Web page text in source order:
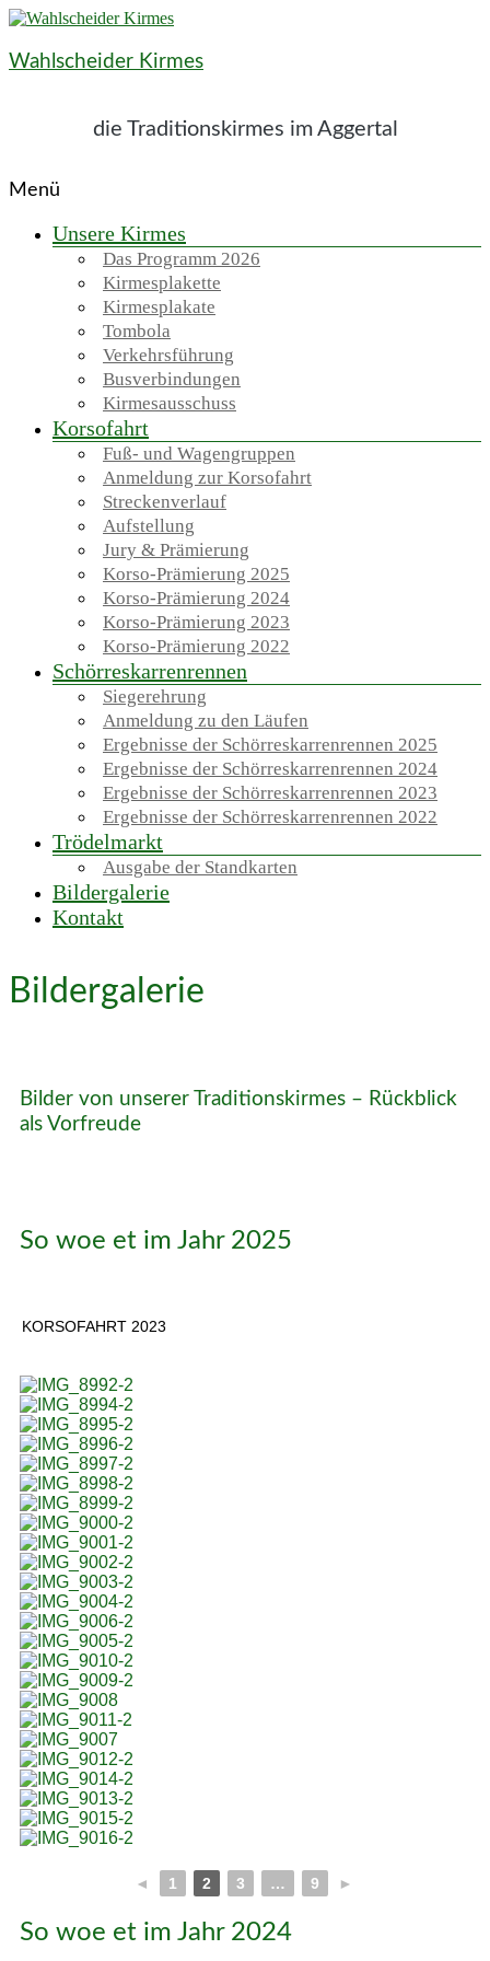
Wahlscheider Kirmes
die Traditionskirmes im Aggertal
Menü
Unsere Kirmes
Das Programm 2026
Kirmesplakette
Kirmesplakate
Tombola
Verkehrsführung
Busverbindungen
Kirmesausschuss
Korsofahrt
Fuß- und Wagengruppen
Anmeldung zur Korsofahrt
Streckenverlauf
Aufstellung
Jury & Prämierung
Korso-Prämierung 2025
Korso-Prämierung 2024
Korso-Prämierung 2023
Korso-Prämierung 2022
Schörreskarrenrennen
Siegerehrung
Anmeldung zu den Läufen
Ergebnisse der Schörreskarrenrennen 2025
Ergebnisse der Schörreskarrenrennen 2024
Ergebnisse der Schörreskarrenrennen 2023
Ergebnisse der Schörreskarrenrennen 2022
Trödelmarkt
Ausgabe der Standkarten
Bildergalerie
Kontakt
Bildergalerie
Bilder von unserer Traditionskirmes – Rückblick
als Vorfreude
So woe et im Jahr 2025
KORSOFAHRT 2023
◄ 1 2 3 … 9 ►
So woe et im Jahr 2024